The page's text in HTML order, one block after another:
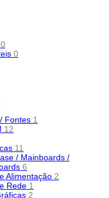
0
0
Fontes 1
12
11
/ Mainboards /
6
Alimentação 2
Rede 1
2